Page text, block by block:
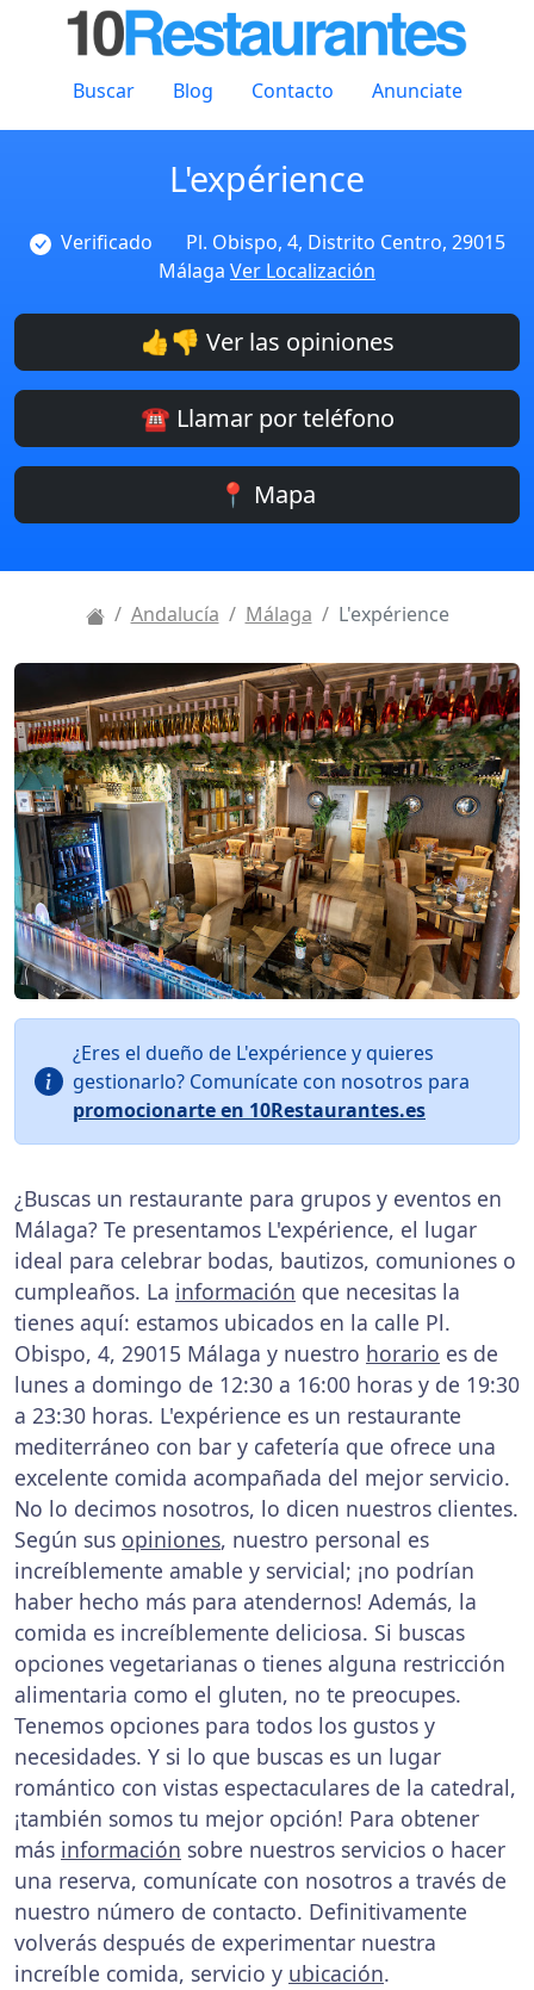
Buscar Blog Contacto Anunciate
L'expérience
Verificado
Pl. Obispo, 4, Distrito Centro, 29015
Málaga Ver Localización
👍👎 Ver las opiniones
☎️ Llamar por teléfono
📍 Mapa
Andalucía Málaga L'expérience
¿Eres el dueño de L'expérience y quieres
gestionarlo? Comunícate con nosotros para
promocionarte en 10Restaurantes.es
¿Buscas un restaurante para grupos y eventos en
Málaga? Te presentamos L'expérience, el lugar
ideal para celebrar bodas, bautizos, comuniones o
cumpleaños. La información que necesitas la
tienes aquí: estamos ubicados en la calle Pl.
Obispo, 4, 29015 Málaga y nuestro horario es de
lunes a domingo de 12:30 a 16:00 horas y de 19:30
a 23:30 horas. L'expérience es un restaurante
mediterráneo con bar y cafetería que ofrece una
excelente comida acompañada del mejor servicio.
No lo decimos nosotros, lo dicen nuestros clientes.
Según sus opiniones, nuestro personal es
increíblemente amable y servicial; ¡no podrían
haber hecho más para atendernos! Además, la
comida es increíblemente deliciosa. Si buscas
opciones vegetarianas o tienes alguna restricción
alimentaria como el gluten, no te preocupes.
Tenemos opciones para todos los gustos y
necesidades. Y si lo que buscas es un lugar
romántico con vistas espectaculares de la catedral,
¡también somos tu mejor opción! Para obtener
más información sobre nuestros servicios o hacer
una reserva, comunícate con nosotros a través de
nuestro número de contacto. Definitivamente
volverás después de experimentar nuestra
increíble comida, servicio y ubicación.